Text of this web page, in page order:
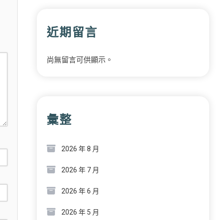
近期留言
尚無留言可供顯示。
彙整
2026 年 8 月
2026 年 7 月
2026 年 6 月
2026 年 5 月